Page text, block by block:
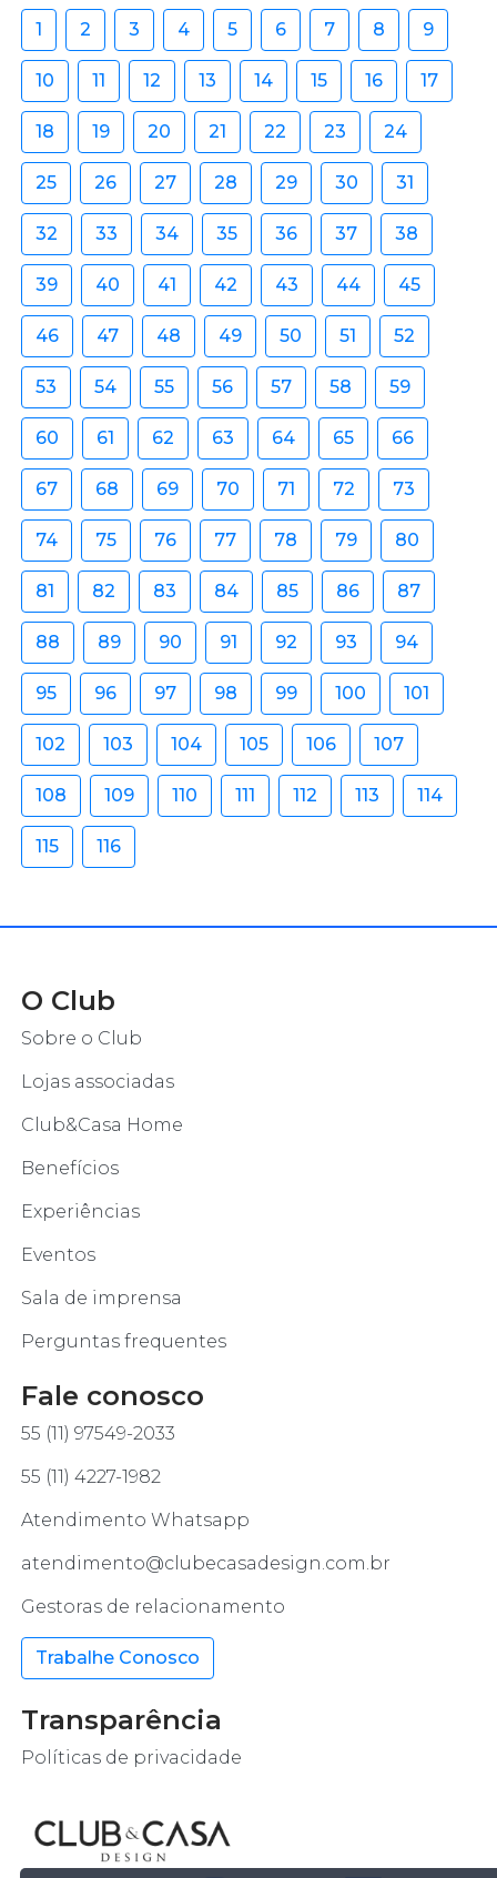
1 2 3 4 5 6 7 8 9
10 11 12 13 14 15 16 17
18 19 20 21 22 23 24
25 26 27 28 29 30 31
32 33 34 35 36 37 38
39 40 41 42 43 44 45
46 47 48 49 50 51 52
53 54 55 56 57 58 59
60 61 62 63 64 65 66
67 68 69 70 71 72 73
74 75 76 77 78 79 80
81 82 83 84 85 86 87
88 89 90 91 92 93 94
95 96 97 98 99 100 101
102 103 104 105 106 107
108 109 110 111 112 113 114
115 116
O Club
Sobre o Club
Lojas associadas
Club&Casa Home
Benefícios
Experiências
Eventos
Sala de imprensa
Perguntas frequentes
Fale conosco
55 (11) 97549-2033
55 (11) 4227-1982
Atendimento Whatsapp
atendimento@clubecasadesign.com.br
Gestoras de relacionamento
Trabalhe Conosco
Transparência
Políticas de privacidade